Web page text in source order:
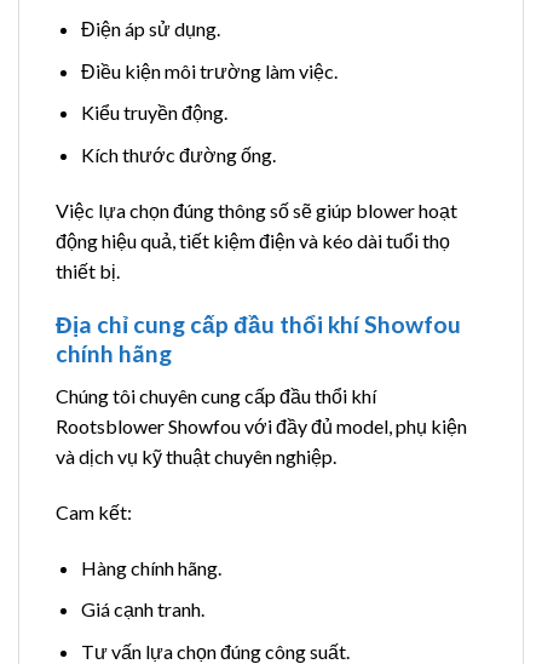
Điện áp sử dụng.
Điều kiện môi trường làm việc.
Kiểu truyền động.
Kích thước đường ống.
Việc lựa chọn đúng thông số sẽ giúp blower hoạt
động hiệu quả, tiết kiệm điện và kéo dài tuổi thọ
thiết bị.
Địa chỉ cung cấp đầu thổi khí Showfou
chính hãng
Chúng tôi chuyên cung cấp đầu thổi khí
Rootsblower Showfou với đầy đủ model, phụ kiện
và dịch vụ kỹ thuật chuyên nghiệp.
Cam kết:
Hàng chính hãng.
Giá cạnh tranh.
Tư vấn lựa chọn đúng công suất.